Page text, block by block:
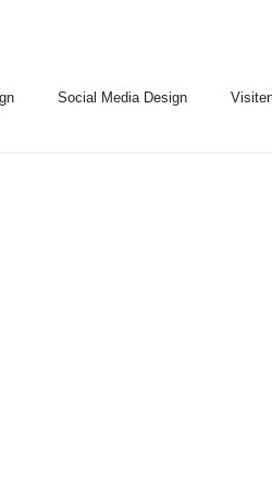
Social Media Design